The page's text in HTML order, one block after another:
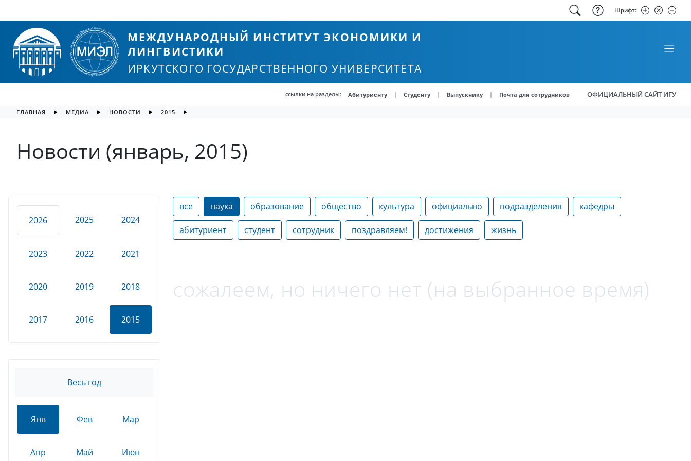
Шрифт:
МЕЖДУНАРОДНЫЙ ИНСТИТУТ ЭКОНОМИКИ И
ЛИНГВИСТИКИ
ИРКУТСКОГО ГОСУДАРСТВЕННОГО УНИВЕРСИТЕТА
ссылки на разделы: Абитуриенту | Студенту | Выпускнику | Почта для сотрудников ОФИЦИАЛЬНЫЙ САЙТ ИГУ
ГЛАВНАЯ МЕДИА НОВОСТИ 2015
Новости (январь, 2015)
2026 2025 2024
2023 2022 2021
2020 2019 2018
2017 2016 2015
Весь год
Янв Фев Мар
Апр Май Июн
все наука образование общество культура официально подразделения кафедры
абитуриент студент сотрудник поздравляем! достижения жизнь
сожалеем, но ничего нет (на выбранное время)